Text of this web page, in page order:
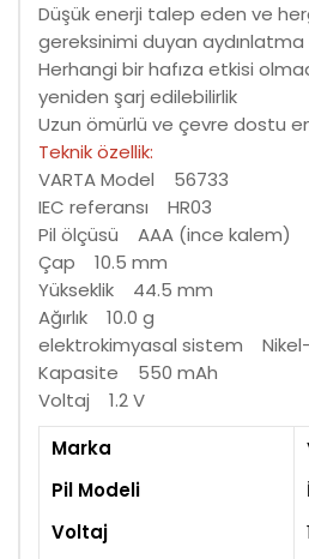
Düşük enerji talep eden ve
gereksinimi duyan aydınlatma
Herhangi bir hafıza etkisi
yeniden şarj edilebilirlik
Uzun ömürlü ve çevre dostu
Teknik özellik:
VARTA Model 56733
IEC referansı HR03
Pil ölçüsü AAA (ince kalem)
Çap 10.5 mm
Yükseklik 44.5 mm
Ağırlık 10.0 g
elektrokimyasal sistem
Kapasite 550 mAh
Voltaj 1.2 V
Marka
Pil Modeli
Voltaj